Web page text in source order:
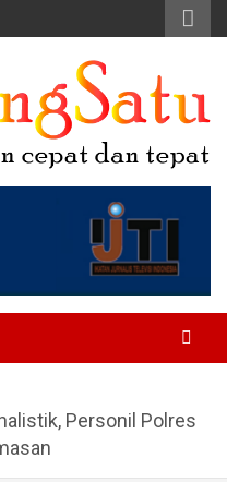
dan
Personil Polres